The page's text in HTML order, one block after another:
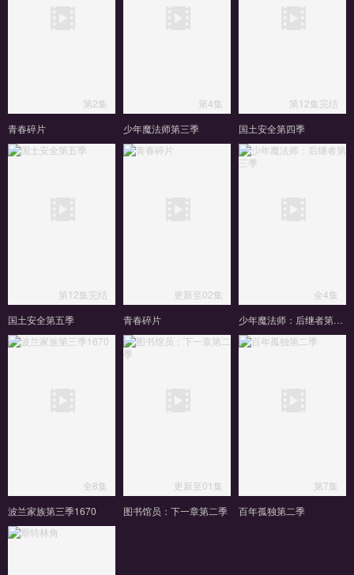
第2集
青春碎片
第4集
少年魔法师第三季
第12集完结
国土安全第四季
第12集完结
国土安全第五季
更新至02集
青春碎片
全4集
少年魔法师：后继者第三季
全8集
波兰家族第三季1670
更新至01集
图书馆员：下一章第二季
第7集
百年孤独第二季